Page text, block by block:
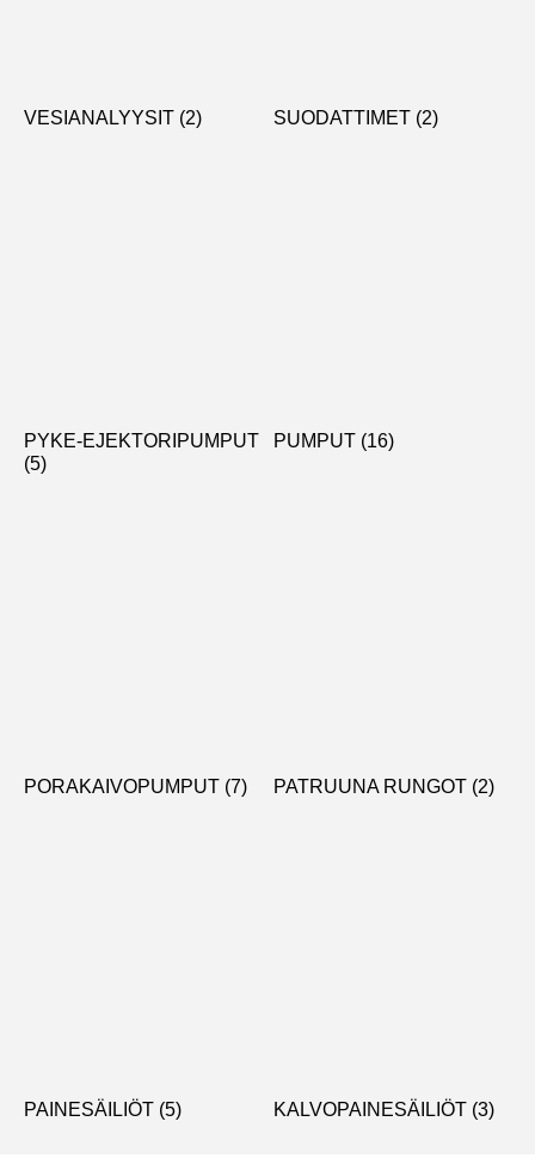
VESIANALYYSIT (2) SUODATTIMET (2)
PYKE-EJEKTORIPUMPUT
(5)
PUMPUT (16)
PORAKAIVOPUMPUT (7) PATRUUNA RUNGOT (2)
PAINESÄILIÖT (5) KALVOPAINESÄILIÖT (3)